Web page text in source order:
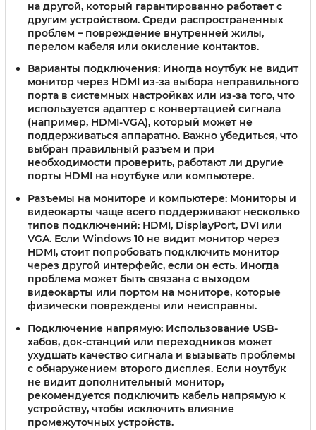
на другой, который гарантированно работает с
другим устройством. Среди распространенных
проблем – повреждение внутренней жилы,
перелом кабеля или окисление контактов.
Варианты подключения: Иногда ноутбук не видит
монитор через HDMI из-за выбора неправильного
порта в системных настройках или из-за того, что
используется адаптер с конвертацией сигнала
(например, HDMI-VGA), который может не
поддерживаться аппаратно. Важно убедиться, что
выбран правильный разъем и при
необходимости проверить, работают ли другие
порты HDMI на ноутбуке или компьютере.
Разъемы на мониторе и компьютере: Мониторы и
видеокарты чаще всего поддерживают несколько
типов подключений: HDMI, DisplayPort, DVI или
VGA. Если Windows 10 не видит монитор через
HDMI, стоит попробовать подключить монитор
через другой интерфейс, если он есть. Иногда
проблема может быть связана с выходом
видеокарты или портом на мониторе, которые
физически повреждены или неисправны.
Подключение напрямую: Использование USB-
хабов, док-станций или переходников может
ухудшать качество сигнала и вызывать проблемы
с обнаружением второго дисплея. Если ноутбук
не видит дополнительный монитор,
рекомендуется подключить кабель напрямую к
устройству, чтобы исключить влияние
промежуточных устройств.